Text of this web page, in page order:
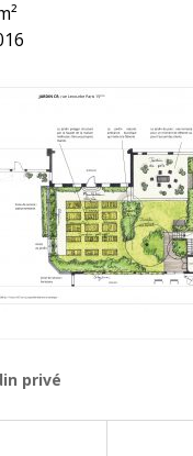
privé